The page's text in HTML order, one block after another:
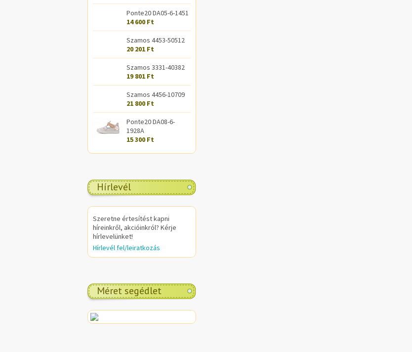
Ponte20 DA05-6-1451
14 600 Ft
Szamos 4453-50512
20 201 Ft
Szamos 3331-40382
19 801 Ft
Szamos 4456-10709
21 800 Ft
Ponte20 DA08-6-
1928A
15 300 Ft
Hírlevél
Szeretne értesítést kapni
híreinkről, akcióinkról? Kérje
hírlevelünket!
Hírlevél fel/leiratkozás
Méret segédlet